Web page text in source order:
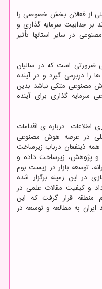
از فعالان بخش خصوصی را
بر جذابیت سرمایه گذاری و
در سایر استانها تأثیر
است که در سالیان
را دربرمی گیرد و در آینده
مصنوعی متکی نباشد بدین
گذاری برای آینده
اطلاعات- درباره ی اقدامات
ملی در عرصه هوش مصنوعی
ذینفعان درباب زیرساخت
پژوهش، زیرساخت داده و
توسعه بازار در زیست بوم
این زمینه برگزار شده
از نظر تعداد و کیفیت مقالات علمی در
قرار گرفت که این
ایران به مطالعه و توسعه در